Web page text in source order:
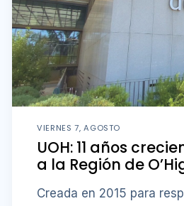
VIERNES 7, AGOSTO
UOH: 11 años
a la Región de
Creada en 2015 para